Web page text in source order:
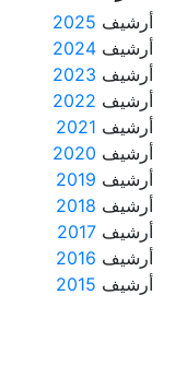
أرشيف 2025
أرشيف 2024
أرشيف 2023
أرشيف 2022
أرشيف 2021
أرشيف 2020
أرشيف 2019
أرشيف 2018
أرشيف 2017
أرشيف 2016
أرشيف 2015